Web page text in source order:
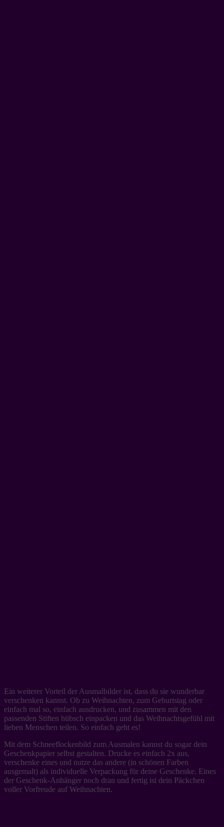
Ein weiterer Vorteil der Ausmalbilder ist, dass du sie wunderbar
verschenken kannst. Ob zu Weihnachten, zum Geburtstag oder
einfach mal so, einfach ausdrucken, und zusammen mit den
passenden Stiften hübsch einpacken und das Weihnachtsgefühl mit
lieben Menschen teilen. So einfach geht es!
Mit dem Schneeflockenbild zum Ausmalen kannst du sogar dein
Geschenkpapier selbst gestalten. Drucke es einfach 2x aus,
verschenke eines und nutze das andere (in schönen Farben
ausgemalt) als individuelle Verpackung für deine Geschenke. Eines
der Geschenk-Anhänger noch dran und fertig ist dein Päckchen
voller Vorfreude auf Weihnachten.